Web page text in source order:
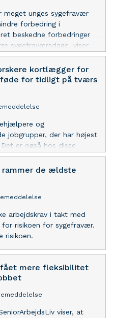
meget unges sygefravær
forbedring i
beskedne forbedringer
sygefraværsdage, viser
kortlægger for
for tidligt på tværs
og
jobgrupper, der har højest
er også hos disse
potentiale for
rammer de ældste
arbejdskrav i takt med
risikoen for sygefravær.
risikoen.
fået mere fleksibilitet
viser, at